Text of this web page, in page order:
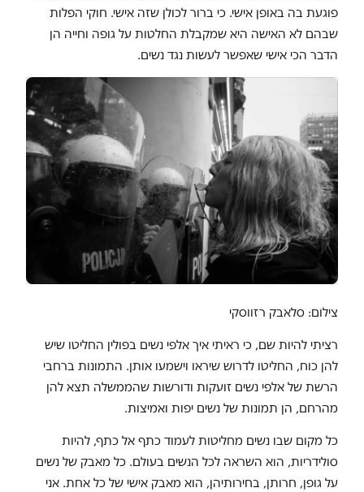
פוגעת בה באופן אישי. כי ברור לכולן שזה אישי. חוקי הפלות
שבהם לא האישה היא שמקבלת החלטות על גופה וחייה הן
הדבר הכי אישי שאפשר לעשות נגד נשים.
צילום: סלאבק רזווסקי
רציתי להיות שם, כי ראיתי איך אלפי נשים בפולין החליטו שיש
להן כוח, החליטו לדרוש שיראו וישמעו אותן. התמונות ברחבי
הרשת של אלפי נשים זועקות ודורשות שהממשלה תצא להן
מהרחם, הן תמונות של נשים יפות ואמיצות.
כל מקום שבו נשים מחליטות לעמוד כתף אל כתף, להיות
סולידריות, הוא השראה לכל הנשים בעולם. כל מאבק של נשים
על גופן, חרותן, בחירותיהן, הוא מאבק אישי של כל אחת. אני